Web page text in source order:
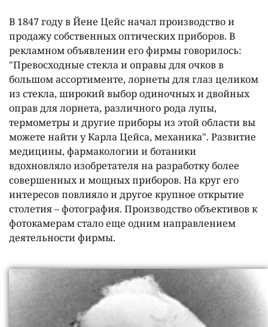
В 1847 году в Йене Цейс начал производство и
продажу собственных оптических приборов. В
рекламном объявлении его фирмы говорилось:
"Превосходные стекла и оправы для очков в
большом ассортименте, лорнеты для глаз целиком
из стекла, широкий выбор одиночных и двойных
оправ для лорнета, различного рода лупы,
термометры и другие приборы из этой области вы
можете найти у Карла Цейса, механика". Развитие
медицины, фармакологии и ботаники
вдохновляло изобретателя на разработку более
совершенных и мощных приборов. На круг его
интересов повлияло и другое крупное открытие
столетия – фотография. Производство объективов к
фотокамерам стало еще одним направлением
деятельности фирмы.